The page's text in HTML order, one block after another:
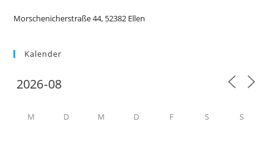
Morschenicherstraße 44, 52382 Ellen
Kalender
M D M D F S S